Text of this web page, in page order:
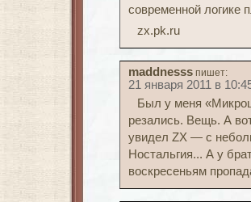
современной логике
zx.pk.ru
maddnesss пишет:
21 января 2011 в
Был у меня
резались. Вещь. А
увидел ZX — с
Ностальгия... А у
воскресеньям